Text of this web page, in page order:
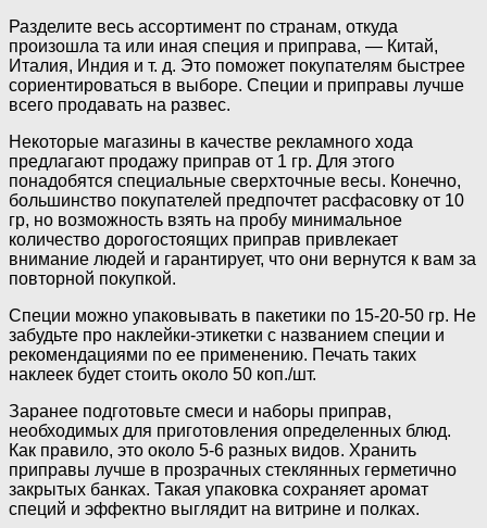
Разделите весь ассортимент по странам, откуда
произошла та или иная специя и приправа, — Китай,
Италия, Индия и т. д. Это поможет покупателям быстрее
сориентироваться в выборе. Специи и приправы лучше
всего продавать на развес.
Некоторые магазины в качестве рекламного хода
предлагают продажу приправ от 1 гр. Для этого
понадобятся специальные сверхточные весы. Конечно,
большинство покупателей предпочтет расфасовку от 10
гр, но возможность взять на пробу минимальное
количество дорогостоящих приправ привлекает
внимание людей и гарантирует, что они вернутся к вам за
повторной покупкой.
Специи можно упаковывать в пакетики по 15-20-50 гр. Не
забудьте про наклейки-этикетки с названием специи и
рекомендациями по ее применению. Печать таких
наклеек будет стоить около 50 коп./шт.
Заранее подготовьте смеси и наборы приправ,
необходимых для приготовления определенных блюд.
Как правило, это около 5-6 разных видов. Хранить
приправы лучше в прозрачных стеклянных герметично
закрытых банках. Такая упаковка сохраняет аромат
специй и эффектно выглядит на витрине и полках.